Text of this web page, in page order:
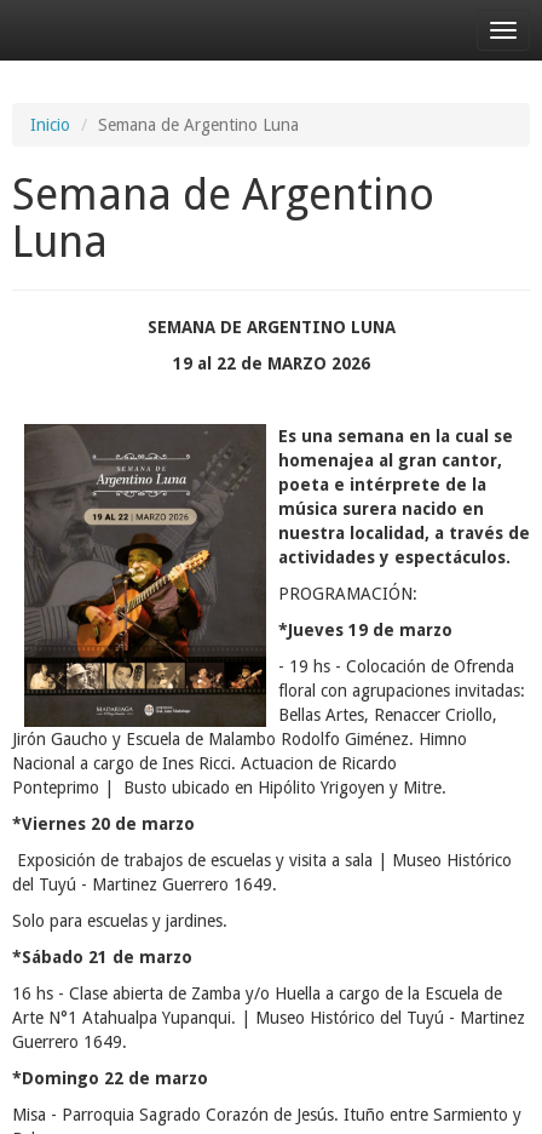
Inicio Semana de Argentino Luna
Semana de Argentino
Luna
SEMANA DE ARGENTINO LUNA
19 al 22 de MARZO 2026
Es una semana en la cual se
homenajea al gran cantor,
poeta e intérprete de la
música surera nacido en
nuestra localidad, a través de
actividades y espectáculos.
PROGRAMACIÓN:
*Jueves 19 de marzo
- 19 hs - Colocación de Ofrenda
floral con agrupaciones invitadas:
Bellas Artes, Renaccer Criollo,
Jirón Gaucho y Escuela de Malambo Rodolfo Giménez. Himno
Nacional a cargo de Ines Ricci. Actuacion de Ricardo
Ponteprimo | Busto ubicado en Hipólito Yrigoyen y Mitre.
*Viernes 20 de marzo
Exposición de trabajos de escuelas y visita a sala | Museo Histórico
del Tuyú - Martinez Guerrero 1649.
Solo para escuelas y jardines.
*Sábado 21 de marzo
16 hs - Clase abierta de Zamba y/o Huella a cargo de la Escuela de
Arte N°1 Atahualpa Yupanqui. | Museo Histórico del Tuyú - Martinez
Guerrero 1649.
*Domingo 22 de marzo
Misa - Parroquia Sagrado Corazón de Jesús. Ituño entre Sarmiento y